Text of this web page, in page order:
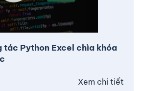
tác Python Excel chìa khóa
Xem chi tiết